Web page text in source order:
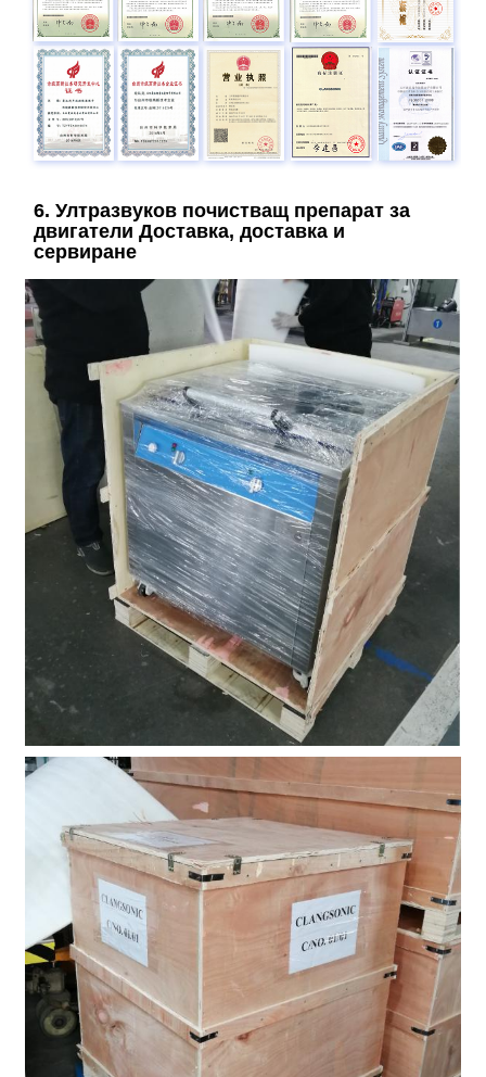
6. Ултразвуков почистващ препарат за
двигатели Доставка, доставка и
сервиране